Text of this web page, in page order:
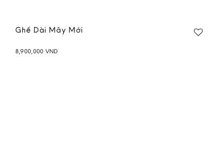
Ghế Dài Mây Mới
8,900,000 VND